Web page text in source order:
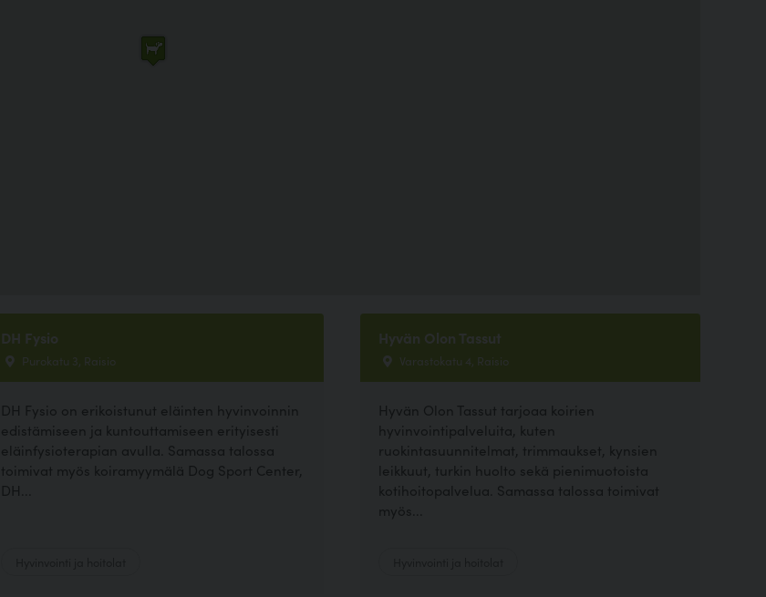
DH Fysio
Purokatu 3, Raisio
DH Fysio on erikoistunut eläinten hyvinvoinnin
edistämiseen ja kuntouttamiseen erityisesti
eläinfysioterapian avulla. Samassa talossa
toimivat myös koiramyymälä Dog Sport Center,
DH...
Hyvän Olon Tassut
Varastokatu 4, Raisio
Hyvän Olon Tassut tarjoaa koirien
hyvinvointipalveluita, kuten
ruokintasuunnitelmat, trimmaukset, kynsien
leikkuut, turkin huolto sekä pienimuotoista
kotihoitopalvelua. Samassa talossa toimivat
myös...